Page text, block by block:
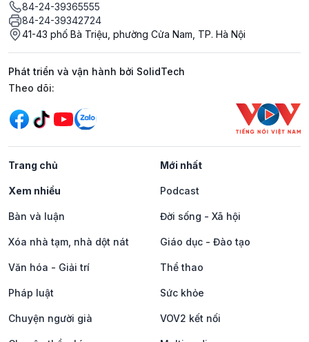
84-24-39365555
84-24-39342724
41-43 phố Bà Triệu, phường Cửa Nam, TP. Hà Nội
Phát triển và vận hành bởi SolidTech
Mạng xã hội
Theo dõi:
Trang chủ Mới nhất
Xem nhiều Podcast
Bàn và luận Đời sống - Xã hội
Xóa nhà tạm, nhà dột nát Giáo dục - Đào tạo
Văn hóa - Giải trí Thể thao
Pháp luật Sức khỏe
Chuyện người già VOV2 kết nối